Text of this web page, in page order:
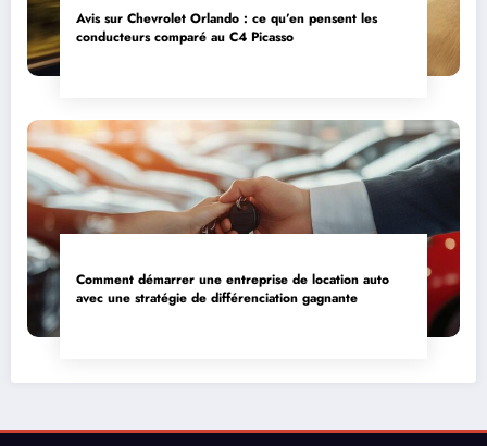
Avis sur Chevrolet Orlando : ce qu’en pensent les
conducteurs comparé au C4 Picasso
Comment démarrer une entreprise de location auto
avec une stratégie de différenciation gagnante